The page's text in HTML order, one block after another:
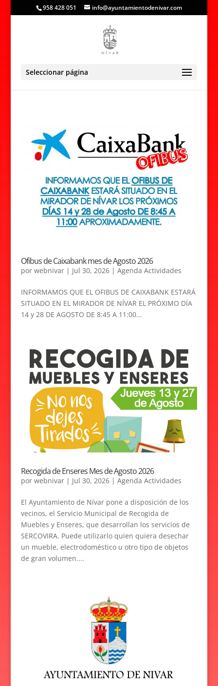
958 428 051 info@ayuntamientodenivar.com
Seleccionar página
Ofibus de Caixabank mes de Agosto 2026
por webnivar| Jul 30, 2026| Agenda Actividades
INFORMAMOS QUE EL OFIBUS DE CAIXABANK ESTARÁ
SITUADO EN EL MIRADOR DE NÍVAR EL PRÓXIMO DÍA
14 y 28 DE AGOSTO DE 8:45 A 11:00...
Recogida de Enseres Mes de Agosto 2026
por webnivar| Jul 30, 2026| Agenda Actividades
El Ayuntamiento de Nívar pone a disposición de los
vecinos, el Servicio Municipal de Recogida de
Muebles y Enseres, que desarrollan los servicios de
SERCOVIRA. Puede utilizarlo quien quiera desechar
un mueble, electrodoméstico u otro tipo de objetos
de gran volumen....